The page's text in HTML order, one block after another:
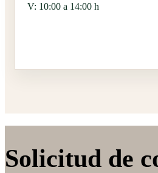
V: 10:00 a 14:00 h
Solicitud de